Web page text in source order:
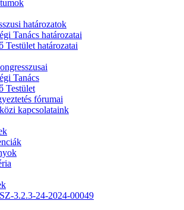
határozatok
Tanács határozatai
Testület határozatai
Tanács
Testület
fórumai
kapcsolataink
3.2.3-24-2024-00049